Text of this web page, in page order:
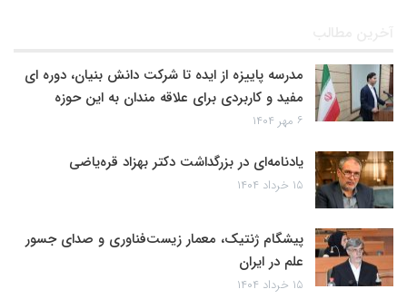
آخرین مطالب
مدرسه پاییزه از ایده تا شرکت دانش بنیان، دوره ای
مفید و کاربردی برای علاقه مندان به این حوزه
۶ مهر ۱۴۰۴
یادنامه‌ای در بزرگداشت دکتر بهزاد قره‌یاضی
۱۵ خرداد ۱۴۰۴
پیشگام ژنتیک، معمار زیست‌فناوری و صدای جسور
علم در ایران
۱۵ خرداد ۱۴۰۴